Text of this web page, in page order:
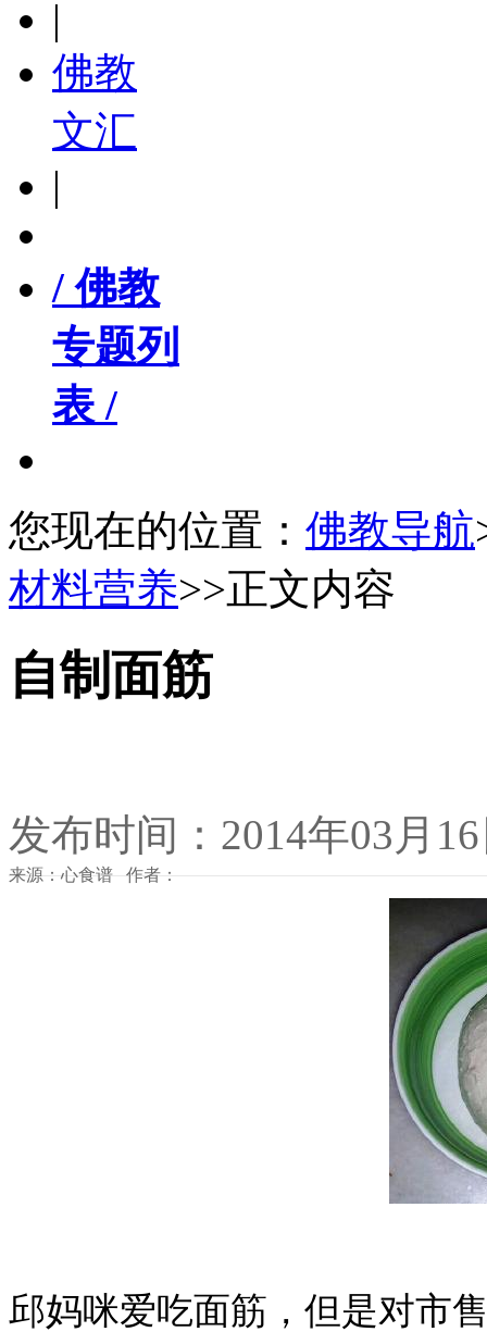
|
佛教
文汇
|
/ 佛教
专题列
表 /
您现在的位置： 佛教导航
材料营养>>正文内容
自制面筋
发布时间：2014年03月
来源：心食谱 作者：
邱妈咪爱吃面筋，但是对市